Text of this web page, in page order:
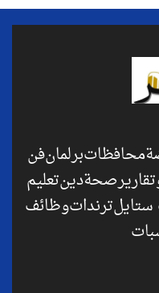
محافظاتبرلمانفن
تقاريرصحةدينتعليم
ستايلترنداتوظائف